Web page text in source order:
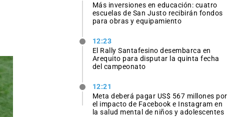
Más inversiones en educación: cuatro
escuelas de San Justo recibirán fondos
para obras y equipamiento
12:23
El Rally Santafesino desembarca en
Arequito para disputar la quinta fecha
del campeonato
12:21
Meta deberá pagar US$ 567 millones por
el impacto de Facebook e Instagram en
la salud mental de niños y adolescentes